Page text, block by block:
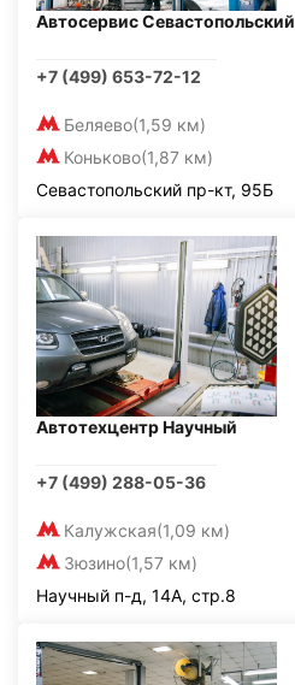
Автосервис Севастопольский
+7 (499) 653-72-12
Беляево(1,59 км)
Коньково(1,87 км)
Севастопольский пр-кт, 95Б
Автотехцентр Научный
+7 (499) 288-05-36
Калужская(1,09 км)
Зюзино(1,57 км)
Научный п-д, 14А, стр.8